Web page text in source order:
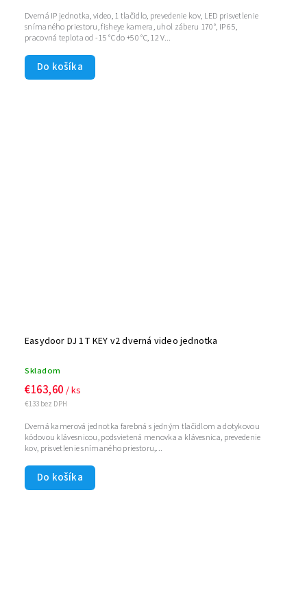
Do košíka
Dverná IP jednotka, video, 1 tlačidlo, prevedenie kov, LED prisvetlenie
snímaného priestoru, fisheye kamera, uhol záberu 170°, IP 65,
pracovná teplota od -15 °C do +50 °C, 12 V...
Easydoor DJ 1T KEY v2 dverná video jednotka
Skladom
€133 bez DPH
€163,60 / ks
Do košíka
Dverná kamerová jednotka farebná s jedným tlačidlom a dotykovou
kódovou klávesnicou, podsvietená menovka a klávesnica, prevedenie
kov, prisvetlenie snímaného priestoru,...